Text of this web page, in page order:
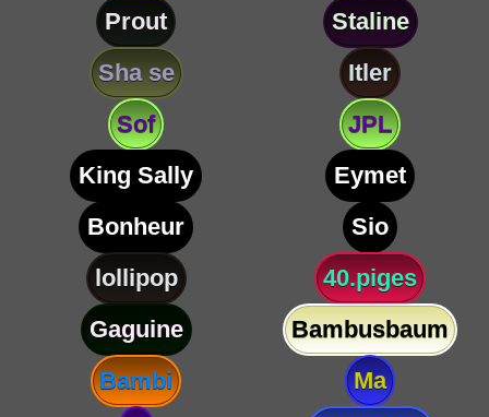
Prout
Staline
Sha se
Itler
Sof
JPL
King Sally
Eymet
Bonheur
Sio
lollipop
40.piges
Gaguine
Bambusbaum
Bambi
Ma